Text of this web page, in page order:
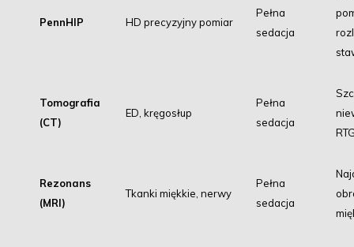
PennHIP HD precyzyjny pomiar
Pełna
sedacja
Tomografia
(CT)
ED, kręgosłup
Pełna
sedacja
Rezonans
(MRI)
Tkanki miękkie, nerwy
Pełna
sedacja